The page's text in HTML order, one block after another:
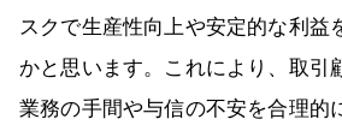
スクで生産性向上や安定的な利益
かと思います。これにより、取引
業務の手間や与信の不安を合理的